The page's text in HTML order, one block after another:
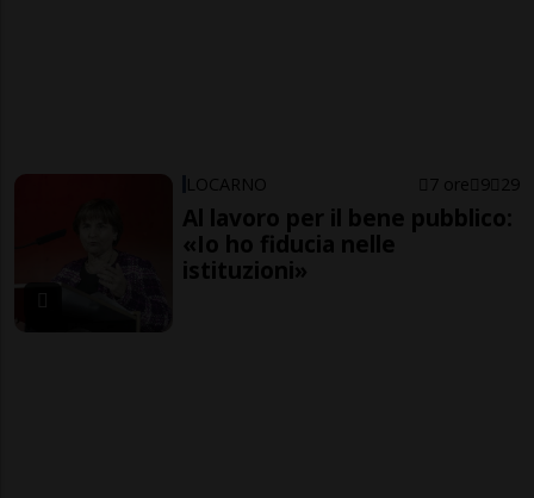
LOCARNO 7 ore 9 29
Al lavoro per il bene pubblico:
«Io ho fiducia nelle
istituzioni»